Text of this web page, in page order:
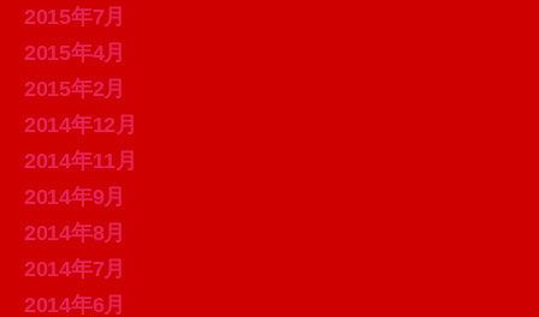
2015年7月
2015年4月
2015年2月
2014年12月
2014年11月
2014年9月
2014年8月
2014年7月
2014年6月